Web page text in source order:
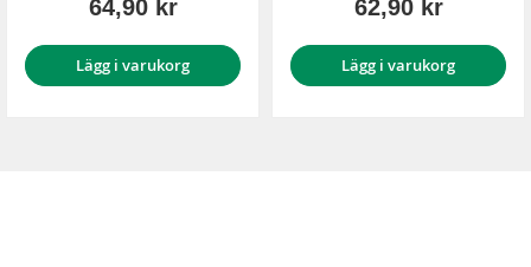
64,90 kr
Lägg i varukorg
62,90 kr
Lägg i varukorg